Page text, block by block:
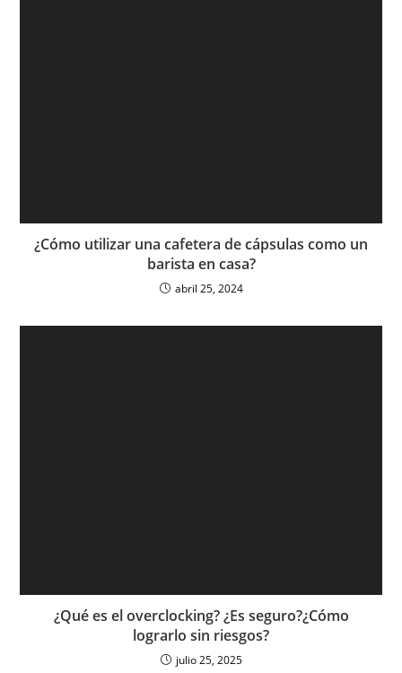
¿Cómo utilizar una cafetera de cápsulas como un
barista en casa?
abril 25, 2024
¿Qué es el overclocking? ¿Es seguro?¿Cómo
lograrlo sin riesgos?
julio 25, 2025